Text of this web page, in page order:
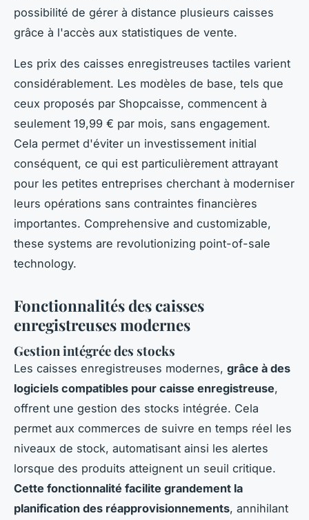
possibilité de gérer à distance plusieurs caisses
grâce à l'accès aux statistiques de vente.
Les prix des caisses enregistreuses tactiles varient
considérablement. Les modèles de base, tels que
ceux proposés par Shopcaisse, commencent à
seulement 19,99 € par mois, sans engagement.
Cela permet d'éviter un investissement initial
conséquent, ce qui est particulièrement attrayant
pour les petites entreprises cherchant à moderniser
leurs opérations sans contraintes financières
importantes. Comprehensive and customizable,
these systems are revolutionizing point-of-sale
technology.
Fonctionnalités des caisses
enregistreuses modernes
Gestion intégrée des stocks
Les caisses enregistreuses modernes, grâce à des
logiciels compatibles pour caisse enregistreuse,
offrent une gestion des stocks intégrée. Cela
permet aux commerces de suivre en temps réel les
niveaux de stock, automatisant ainsi les alertes
lorsque des produits atteignent un seuil critique.
Cette fonctionnalité facilite grandement la
planification des réapprovisionnements, annihilant